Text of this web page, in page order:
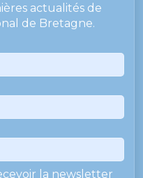
actualités de
de Bretagne.
la newsletter